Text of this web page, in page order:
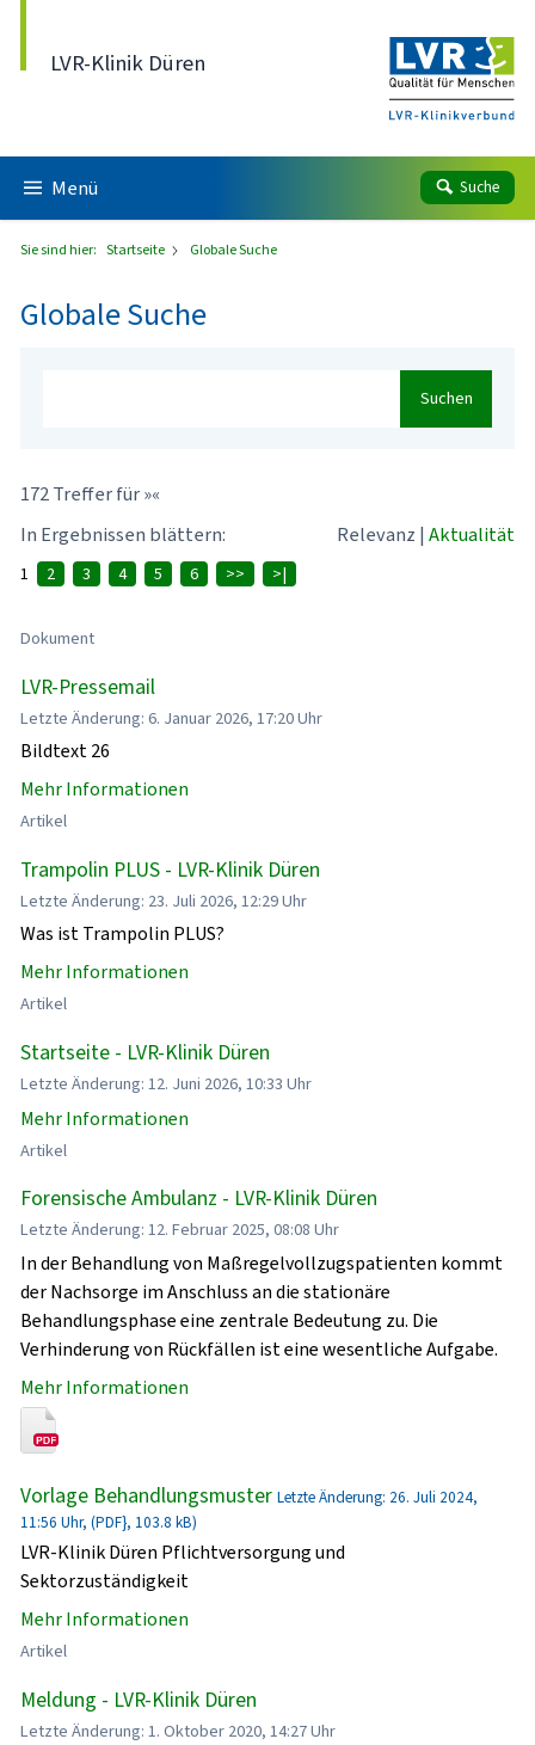
LVR-Klinik Düren
Menü Suche
Sie sind hier: Startseite Globale Suche
Globale Suche
Suchen
172 Treffer für »«
In Ergebnissen blättern:
Relevanz | Aktualität
1 2 3 4 5 6 >> >|
Dokument
LVR-Pressemail
Letzte Änderung: 6. Januar 2026, 17:20 Uhr
Bildtext 26
Mehr Informationen
Artikel
Trampolin PLUS - LVR-Klinik Düren
Letzte Änderung: 23. Juli 2026, 12:29 Uhr
Was ist Trampolin PLUS?
Mehr Informationen
Artikel
Startseite - LVR-Klinik Düren
Letzte Änderung: 12. Juni 2026, 10:33 Uhr
Mehr Informationen
Artikel
Forensische Ambulanz - LVR-Klinik Düren
Letzte Änderung: 12. Februar 2025, 08:08 Uhr
In der Behandlung von Maßregelvollzugspatienten kommt
der Nachsorge im Anschluss an die stationäre
Behandlungsphase eine zentrale Bedeutung zu. Die
Verhinderung von Rückfällen ist eine wesentliche Aufgabe.
Mehr Informationen
Vorlage Behandlungsmuster Letzte Änderung: 26. Juli 2024,
11:56 Uhr, (PDF}, 103.8 kB)
LVR-Klinik Düren Pflichtversorgung und
Sektorzuständigkeit
Mehr Informationen
Artikel
Meldung - LVR-Klinik Düren
Letzte Änderung: 1. Oktober 2020, 14:27 Uhr